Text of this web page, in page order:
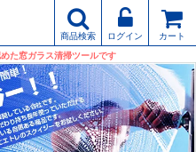
商品検索 ログイン
カート
た窓ガラス清掃ツールです